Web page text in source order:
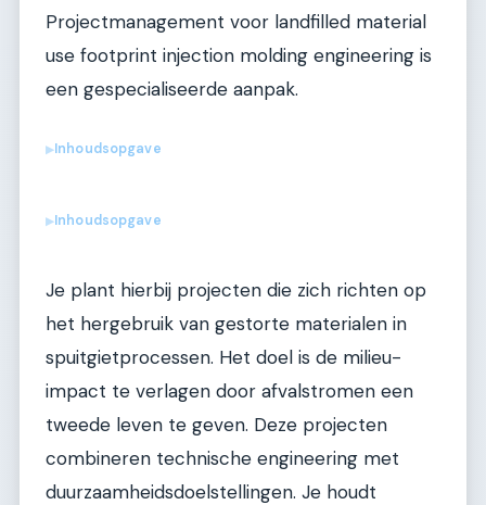
Projectmanagement voor landfilled material
use footprint injection molding engineering is
een gespecialiseerde aanpak.
▶Inhoudsopgave
▶Inhoudsopgave
Je plant hierbij projecten die zich richten op
het hergebruik van gestorte materialen in
spuitgietprocessen. Het doel is de milieu-
impact te verlagen door afvalstromen een
tweede leven te geven. Deze projecten
combineren technische engineering met
duurzaamheidsdoelstellingen. Je houdt